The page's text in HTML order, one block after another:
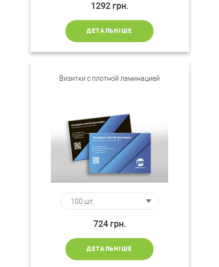
1292 грн.
ДЕТАЛЬНІШЕ
Визитки c плотной ламинацией
724 грн.
ДЕТАЛЬНІШЕ